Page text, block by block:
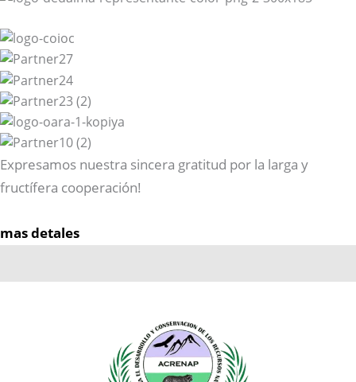
Expresamos nuestra sincera gratitud por la larga y
fructífera cooperación!
mas detales